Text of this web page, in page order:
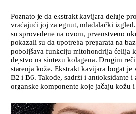
Poznato je da ekstrakt kavijara deluje
vraćajući joj zategnut, mladalački
su sprovedene na ovom, prvenstveno
pokazali su da upotreba preparata na
poboljšava funkciju mitohondrija ćelija
dejstvo na sintezu kolagena. Drugim
starenja kože. Ekstrakt kavijara bogat
B2 i B6. Takođe, sadrži i antioksidante i
organske komponente koje jačaju kožu i